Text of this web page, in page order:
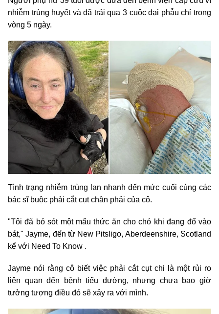
nhiễm trùng huyết và đã trải qua 3 cuộc đại phẫu chỉ trong
vòng 5 ngày.
Tình trạng nhiễm trùng lan nhanh đến mức cuối cùng các
bác sĩ buộc phải cắt cụt chân phải của cô.
"Tôi đã bỏ sót một mẩu thức ăn cho chó khi đang đổ vào
bát," Jayme, đến từ New Pitsligo, Aberdeenshire, Scotland
kể với Need To Know .
Jayme nói rằng cô biết việc phải cắt cụt chi là một rủi ro
liên quan đến bệnh tiểu đường, nhưng chưa bao giờ
tưởng tượng điều đó sẽ xảy ra với mình.